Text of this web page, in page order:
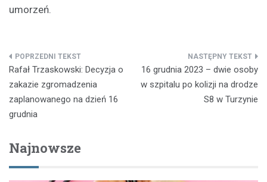
umorzeń.
Nawigacja
wpisu
Rafał Trzaskowski: Decyzja o
zakazie zgromadzenia
zaplanowanego na dzień 16
grudnia
16 grudnia 2023 – dwie osoby
w szpitalu po kolizji na drodze
S8 w Turzynie
Najnowsze